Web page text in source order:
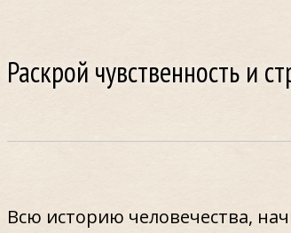
Раскрой чувственность и
Всю историю человечества,